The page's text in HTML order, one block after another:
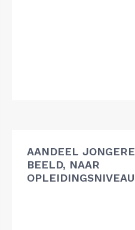
AANDEEL
BEELD, NAAR
OPLEIDINGSNIVEAU